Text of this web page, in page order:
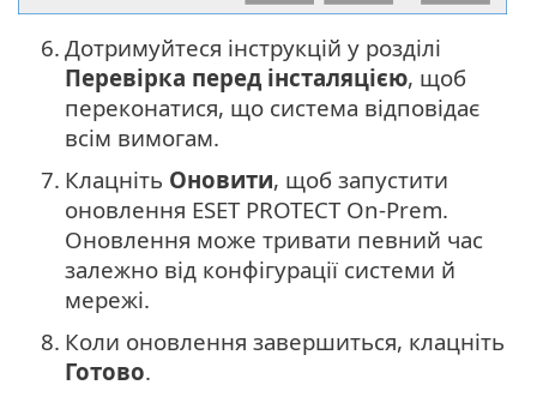
6. Дотримуйтеся інструкцій у розділі
Перевірка перед інсталяцією, щоб
переконатися, що система відповідає
всім вимогам.
7. Клацніть Оновити, щоб запустити
оновлення ESET PROTECT On-Prem.
Оновлення може тривати певний час
залежно від конфігурації системи й
мережі.
8. Коли оновлення завершиться, клацніть
Готово.